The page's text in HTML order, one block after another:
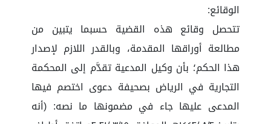
الوقائع:
تتحصل وقائع هذه القضية حسبما يتبين من
مطالعة أوراقها المقدمة، وبالقدر اللازم لإصدار
هذا الحكم؛ بأن وكيل المدعية تقدَّم إلى المحكمة
التجارية في الرياض بصحيفة دعوى اختصم فيها
المدعى عليها جاء في مضمونها ما نصه: (أنه